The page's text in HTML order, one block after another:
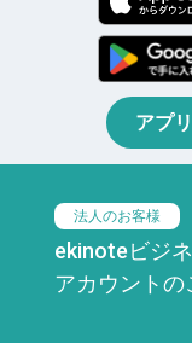
アプ
法人のお客様
ekinoteビジ
アカウントの